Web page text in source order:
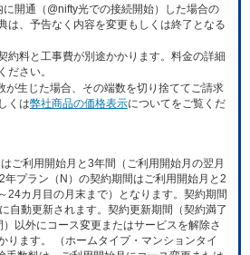
開通（@nifty光での接続開始）した場合の
は、予告なく内容を変更もしくは終了となる
約料と工事費が別途かかります。料金の詳細
ださい。
が生じた場合、その端数を切り捨ててご請求
くは弊社商品の価格表示についてをご覧くだ
ご利用開始月と3年間（ご利用開始月の翌月
年プラン（N）の契約期間はご利用開始月と2
24カ月目の月末まで）となります。契約期間
自動更新されます。契約更新期間（契約満了
以外にコース変更またはサービスを解除さ
ります。 （ホームタイプ・マンションタイ